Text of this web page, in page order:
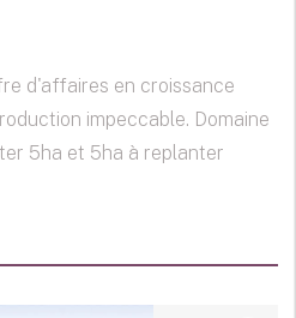
d'affaires en croissance
impeccable. Domaine
5ha et 5ha à replanter